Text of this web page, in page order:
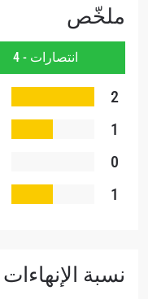
ملخّص
انتصارات - 4
2
1
0
1
نسبة الإنهاءات